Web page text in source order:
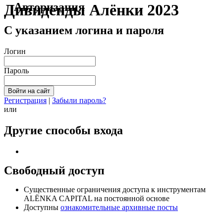
Дивиденды Алёнки 2023
Авторизация
С указанием логина и пароля
Логин
Пароль
Регистрация | Забыли пароль?
или
Другие способы входа
Свободный доступ
Cущественные ограничения доступа к инструментам
ALЁNKA CAPITAL на постоянной основе
Доступны ознакомительные архивные посты